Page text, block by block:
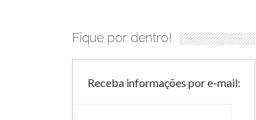
Fique por dentro!
Receba informações por e-mail: